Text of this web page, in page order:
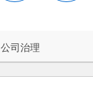
公司治理